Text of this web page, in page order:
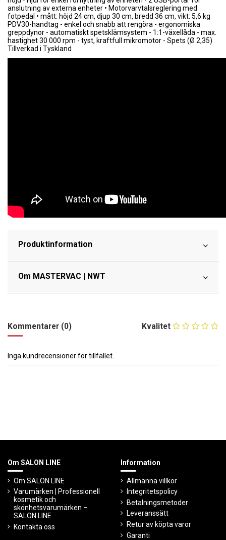
anslutning av externa enheter • Motorvarvtalsreglering med
fotpedal • mått: höjd 24 cm, djup 30 cm, bredd 36 cm, vikt: 5,6 kg
PDV30-handtag - enkel och snabb att rengöra - ergonomiska
greppdynor - automatiskt spetsklämsystem - 1:1-växellåda - max.
hastighet 30 000 rpm - tyst, kraftfull mikromotor - Spets (Ø 2,35)
Tillverkad i Tyskland
Produktinformation
Om MASTERVAC | NWT
Kvalitet
Kommentarer (0)
Inga kundrecensioner för tillfället.
Om SALON LINE
Om SALON LINE
Varumärken | Professionell
kosmetik och
skönhetsvarumärken –
SALON LINE
Kontakta oss
Information
Allmänna villkor
Integritetspolicy
Betalningsmetoder
Leveranssätt
Retur av köpta varor
Garanti